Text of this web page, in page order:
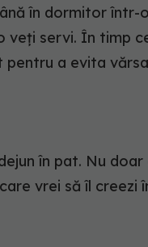
în dormitor
servi. În timp
pentru a evita
în pat. Nu doar
vrei să îl creezi